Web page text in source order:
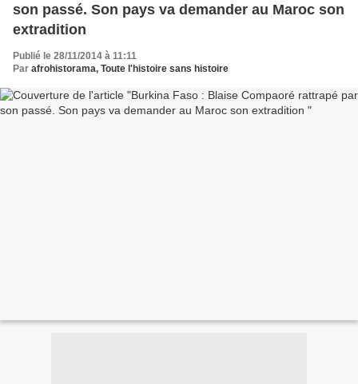
son passé. Son pays va demander au Maroc son
extradition
Publié le 28/11/2014 à 11:11
Par afrohistorama, Toute l'histoire sans histoire